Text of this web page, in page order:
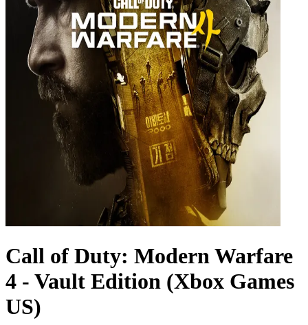
Call of Duty: Modern Warfare
4 - Vault Edition (Xbox Games
US)